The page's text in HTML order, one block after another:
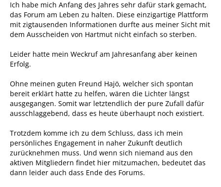
Ich habe mich Anfang des Jahres sehr dafür stark gemacht,
das Forum am Leben zu halten. Diese einzigartige Plattform
mit zigtausenden Informationen durfte aus meiner Sicht mit
dem Ausscheiden von Hartmut nicht einfach so sterben.
Leider hatte mein Weckruf am Jahresanfang aber keinen
Erfolg.
Ohne meinen guten Freund Hajö, welcher sich spontan
bereit erklärt hatte zu helfen, wären die Lichter längst
ausgegangen. Somit war letztendlich der pure Zufall dafür
ausschlaggebend, dass es heute überhaupt noch existiert.
Trotzdem komme ich zu dem Schluss, dass ich mein
persönliches Engagement in naher Zukunft deutlich
zurücknehmen muss. Und wenn sich niemand aus den
aktiven Mitgliedern findet hier mitzumachen, bedeutet das
dann leider auch dass Ende des Forums.